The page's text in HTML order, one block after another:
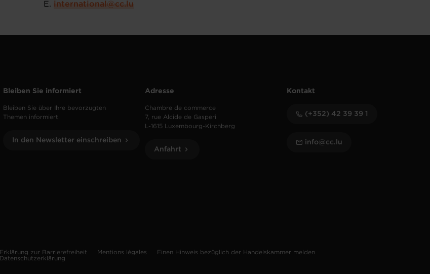
E. international@cc.lu
Bleiben Sie informiert
Bleiben Sie über Ihre bevorzugten
Themen informiert.
In den Newsletter einschreiben
Adresse
Chambre de commerce
7, rue Alcide de Gasperi
L-1615 Luxembourg-Kirchberg
Anfahrt
Kontakt
(+352) 42 39 39 1
info@cc.lu
Erklärung zur Barrierefreiheit Mentions légales
Einen Hinweis bezüglich der Handelskammer melden
Datenschutzerklärung